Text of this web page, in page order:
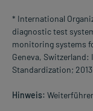
* International
diagnostic test
monitoring systems
Geneva,
Standardization;
Hinweis: